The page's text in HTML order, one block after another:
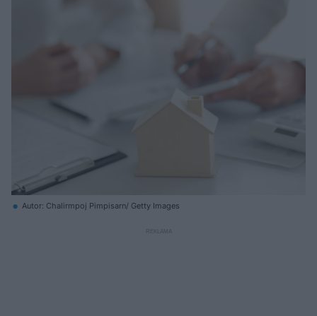
Autor: Chalirmpoj Pimpisarn/ Getty Images